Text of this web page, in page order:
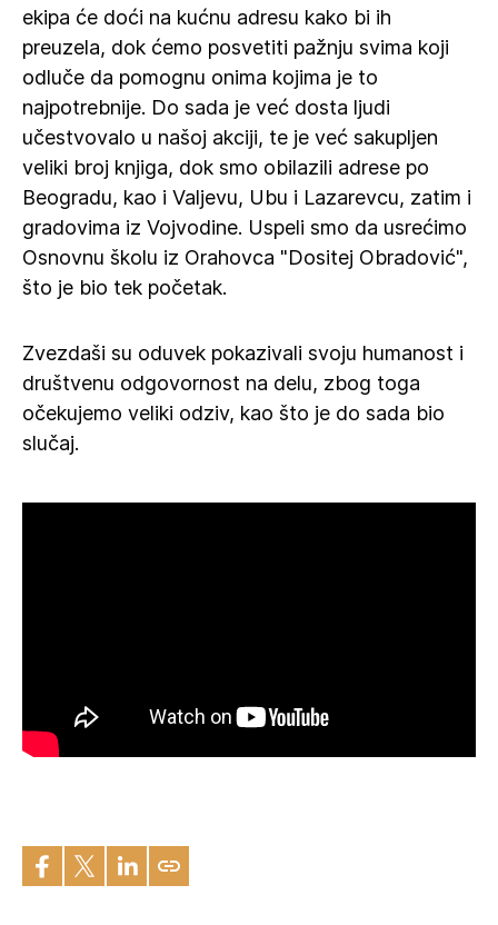
ekipa će doći na kućnu adresu kako bi ih
preuzela, dok ćemo posvetiti pažnju svima koji
odluče da pomognu onima kojima je to
najpotrebnije. Do sada je već dosta ljudi
učestvovalo u našoj akciji, te je već sakupljen
veliki broj knjiga, dok smo obilazili adrese po
Beogradu, kao i Valjevu, Ubu i Lazarevcu, zatim i
gradovima iz Vojvodine. Uspeli smo da usrećimo
Osnovnu školu iz Orahovca "Dositej Obradović",
što je bio tek početak.
Zvezdaši su oduvek pokazivali svoju humanost i
društvenu odgovornost na delu, zbog toga
očekujemo veliki odziv, kao što je do sada bio
slučaj.